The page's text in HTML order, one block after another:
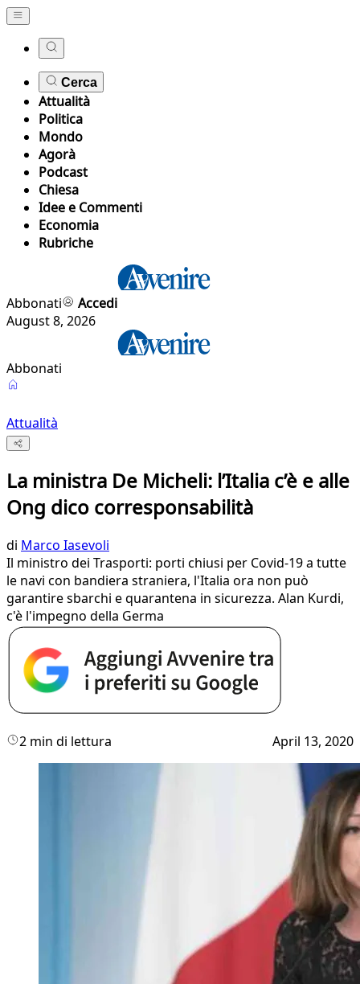
Cerca
Attualità
Politica
Mondo
Agorà
Podcast
Chiesa
Idee e Commenti
Economia
Rubriche
Abbonati
Accedi
August 8, 2026
Abbonati
Attualità
La ministra De Micheli: l’Italia c’è e alle
Ong dico corresponsabilità
di Marco Iasevoli
Il ministro dei Trasporti: porti chiusi per Covid-19 a tutte
le navi con bandiera straniera, l'Italia ora non può
garantire sbarchi e quarantena in sicurezza. Alan Kurdi,
c'è l'impegno della Germa
2 min di lettura April 13, 2020